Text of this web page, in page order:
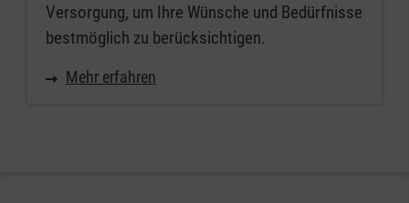
Versorgung, um Ihre Wünsche und Bedürfnisse
bestmöglich zu berücksichtigen.
Mehr erfahren